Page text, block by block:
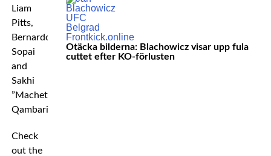
Liam
Pitts,
Bernardo
Sopai
and
Sakhi
”Machete”
Qambari.
Check
out the
Otäcka bilderna: Blachowicz visar upp fula
cuttet efter KO-förlusten